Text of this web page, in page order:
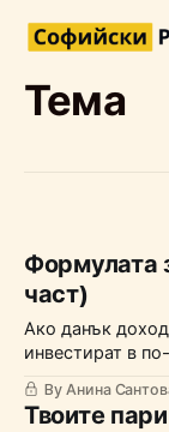
Тема
Формулата
част)
Ако данък
инвестират в
независими
By Анина
Твоите